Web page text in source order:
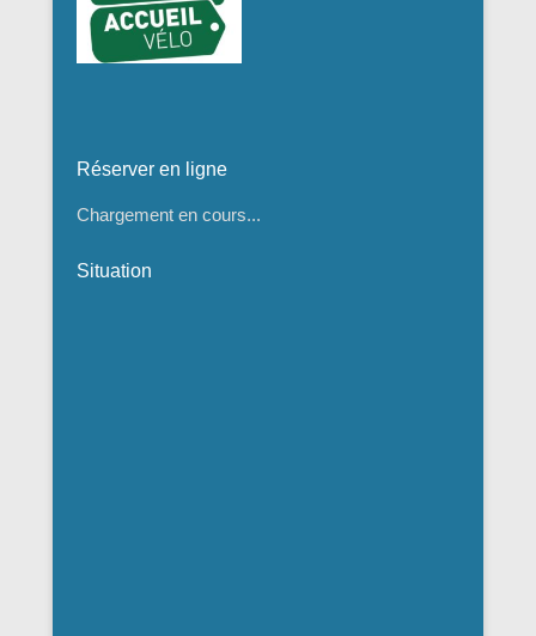
Réserver en ligne
Chargement en cours...
Situation